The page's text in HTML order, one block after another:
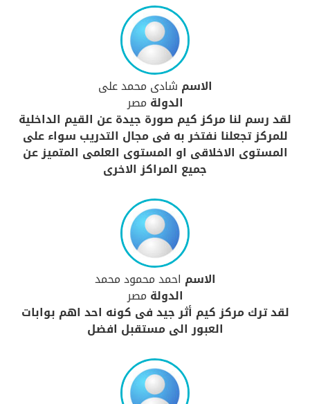
الاسم شادى محمد على
الدولة مصر
لقد رسم لنا مركز كيم صورة جيدة عن القيم الداخلية
للمركز تجعلنا نفتخر به فى مجال التدريب سواء على
المستوى الاخلاقى او المستوى العلمى المتميز عن
جميع المراكز الاخرى
الاسم احمد محمود محمد
الدولة مصر
لقد ترك مركز كيم أثر جيد فى كونه احد اهم بوابات
العبور الى مستقبل افضل